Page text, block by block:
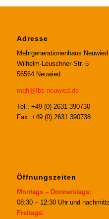
Adresse
Mehrgenerationenhaus Neuwied
Wilhelm-Leuschner-Str. 5
56564 Neuwied
mgh@fbs-neuwied.de
Tel.: +49 (0) 2631 390730
Fax: +49 (0) 2631 390738
Öffnungszeiten
Montags – Donnerstags:
08:30 – 12:30 Uhr und
Freitags: